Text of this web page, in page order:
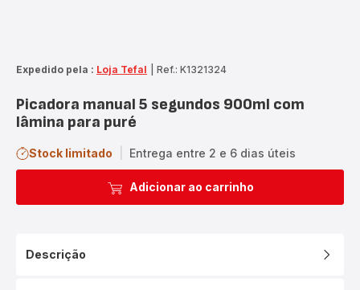
Expedido pela : Loja Tefal Ref.: K1321324
Picadora manual 5 segundos 900ml com
lâmina para puré
Stock limitado Entrega entre 2 e 6 dias úteis
Adicionar ao carrinho
Descrição